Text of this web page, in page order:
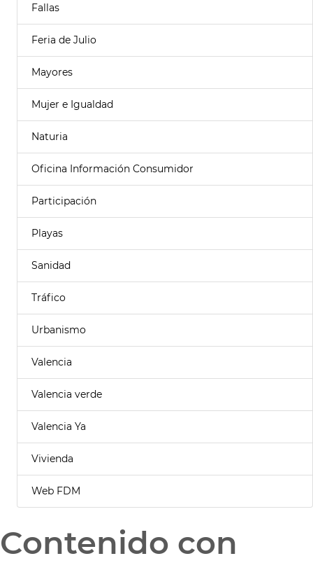
Fallas
Feria de Julio
Mayores
Mujer e Igualdad
Naturia
Oficina Información Consumidor
Participación
Playas
Sanidad
Tráfico
Urbanismo
Valencia
Valencia verde
Valencia Ya
Vivienda
Web FDM
Contenido con